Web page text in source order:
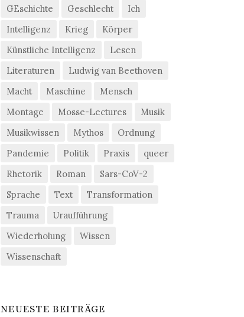
GEschichte
Geschlecht
Ich
Intelligenz
Krieg
Körper
Künstliche Intelligenz
Lesen
Literaturen
Ludwig van Beethoven
Macht
Maschine
Mensch
Montage
Mosse-Lectures
Musik
Musikwissen
Mythos
Ordnung
Pandemie
Politik Praxis
queer
Rhetorik
Roman
Sars-CoV-2
Sprache
Text
Transformation
Trauma
Uraufführung
Wiederholung
Wissen
Wissenschaft
NEUESTE BEITRÄGE